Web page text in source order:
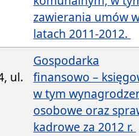
zawierania umów
latach 2011-2012.
ul.
Gospodarka
finansowo –
w tym
osobowe oraz
kadrowe za 2012 r.